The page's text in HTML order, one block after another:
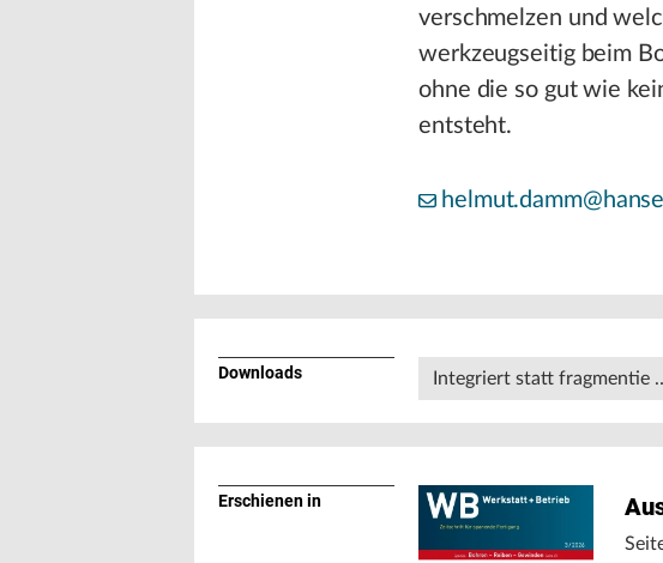
verschmelzen und
werkzeugseitig beim
ohne die so gut wie
entsteht.
Downloads Integriert statt fragmentie
Erschienen in